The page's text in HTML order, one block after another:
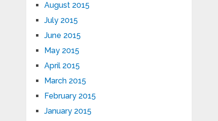
August 2015
July 2015
June 2015
May 2015
April 2015
March 2015
February 2015
January 2015